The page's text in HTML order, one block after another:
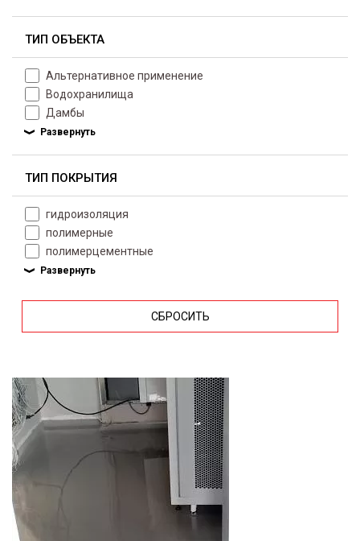
ТИП ОБЪЕКТА
Альтернативное применение
Водохранилища
Дамбы
ТИП ПОКРЫТИЯ
гидроизоляция
полимерные
полимерцементные
СБРОСИТЬ